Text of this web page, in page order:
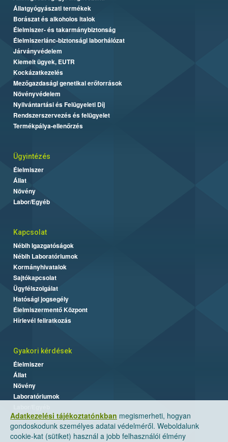
Adatkezelési tájékoztatónkban megismerheti, hogyan
gondoskodunk személyes adatai védelméről. Weboldalunk
cookie-kat (sütiket) használ a jobb felhasználói élmény
Állatgyógyászati termékek
Borászat és alkoholos italok
Élelmiszer- és takarmánybiztonság
Élelmiszerlánc-biztonsági laborhálózat
Járványvédelem
Kiemelt ügyek, EUTR
Kockázatkezelés
Mezőgazdasági genetikai erőforrások
Növényvédelem
Nyilvántartási és Felügyeleti Díj
Rendszerszervezés és felügyelet
Termékpálya-ellenőrzés
Ügyintézés
Élelmiszer
Állat
Növény
Labor/Egyéb
Kapcsolat
Nébih Igazgatóságok
Nébih Laboratóriumok
Kormányhivatalok
Sajtókapcsolat
Ügyfélszolgálat
Hatósági jogsegély
Élelmiszermentő Központ
Hírlevél feliratkozás
Gyakori kérdések
Élelmiszer
Állat
Növény
Laboratóriumok